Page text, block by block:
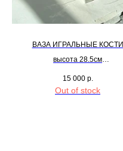
ВАЗА ИГРАЛЬНЫЕ КОСТИ
высота 28.5см
15 000 р.
Out of stock